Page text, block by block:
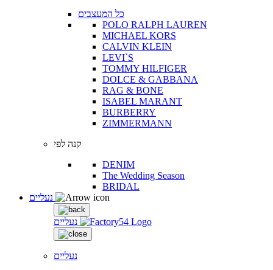
כל המעצבים
POLO RALPH LAUREN
MICHAEL KORS
CALVIN KLEIN
LEVI`S
TOMMY HILFIGER
DOLCE & GABBANA
RAG & BONE
ISABEL MARANT
BURBERRY
ZIMMERMANN
קנה לפי
DENIM
The Wedding Season
BRIDAL
נעליים
נעליים